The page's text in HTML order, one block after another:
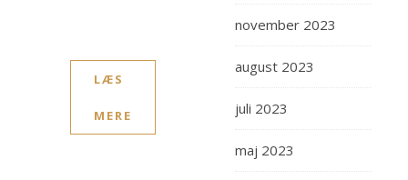
LÆS
MERE
november 2023
august 2023
juli 2023
maj 2023